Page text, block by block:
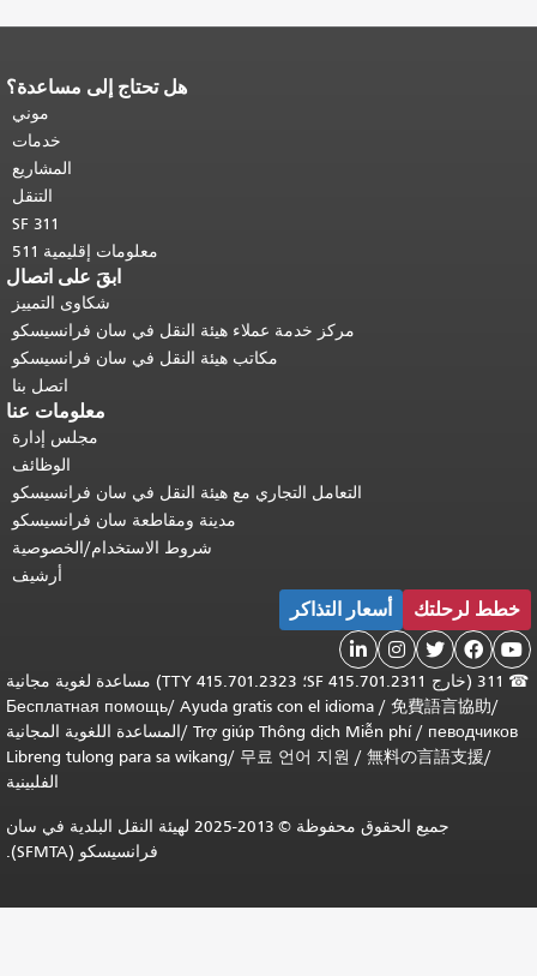
هل تحتاج إلى مساعدة؟
موني
خدمات
المشاريع
التنقل
SF 311
معلومات إقليمية 511
ابقَ على اتصال
شكاوى التمييز
مركز خدمة عملاء هيئة النقل في سان فرانسيسكو
مكاتب هيئة النقل في سان فرانسيسكو
اتصل بنا
معلومات عنا
مجلس إدارة
الوظائف
التعامل التجاري مع هيئة النقل في سان فرانسيسكو
مدينة ومقاطعة سان فرانسيسكو
شروط الاستخدام/الخصوصية
أرشيف
خطط لرحلتك أسعار التذاكر





☎
311 (خارج SF 415.701.2311؛ TTY 415.701.2323) مساعدة لغوية مجانية
/
免費語言協助
/
Ayuda gratis con el idioma
/
Бесплатная помощь
певодчиков
/
Trợ giúp Thông dịch Miễn phí
/المساعدة اللغوية المجانية
/
無料の言語支援
/
무료 언어 지원
/
Libreng tulong para sa wikang
الفلبينية
جميع الحقوق محفوظة © 2013-2025 لهيئة النقل البلدية في سان
فرانسيسكو (SFMTA).